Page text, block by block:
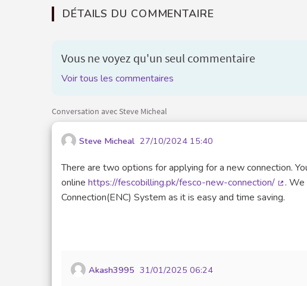
DÉTAILS DU COMMENTAIRE
Vous ne voyez qu'un seul commentaire
Voir tous les commentaires
Conversation avec Steve Micheal
Steve Micheal 27/10/2024 15:40
There are two options for applying for a new connection.
online https://fescobilling.pk/fesco-new-connection/
(Lien
. We
Connection(ENC) System as it is easy and time saving.
Akash3995 31/01/2025 06:24